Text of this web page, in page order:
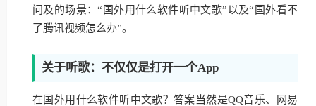
问及的场景：“国外用什么软件听中文歌”以及“国外看不
了腾讯视频怎么办”。
关于听歌：不仅仅是打开一个App
在国外用什么软件听中文歌？答案当然是QQ音乐、网易